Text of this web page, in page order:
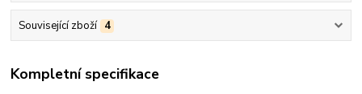
Související zboží 4
Kompletní specifikace